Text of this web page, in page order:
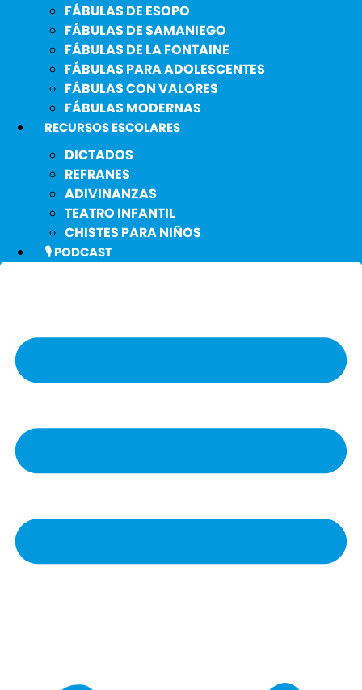
FÁBULAS DE ESOPO
FÁBULAS DE SAMANIEGO
FÁBULAS DE LA FONTAINE
FÁBULAS PARA ADOLESCENTES
FÁBULAS CON VALORES
FÁBULAS MODERNAS
RECURSOS ESCOLARES
DICTADOS
REFRANES
ADIVINANZAS
TEATRO INFANTIL
CHISTES PARA NIÑOS
🎙️ PODCAST